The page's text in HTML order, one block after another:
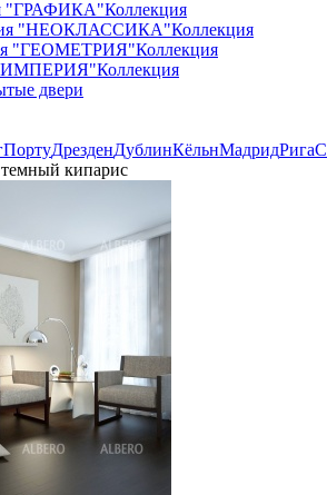
"ГРАФИКА"Коллекция
"НЕОКЛАССИКА"Коллекция
"ГЕОМЕТРИЯ"Коллекция
"ИМПЕРИЯ"Коллекция
двери
ПортуДрезденДублинКёльнМадридРига
кипарис